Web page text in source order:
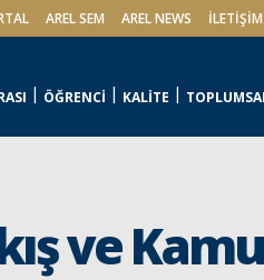
AREL SEM AREL NEWS İLETIŞIM
ÖĞRENCİ KALİTE
ve